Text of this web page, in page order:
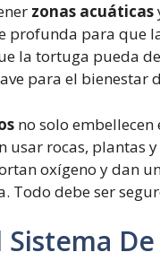
zonas acuáticas
profunda para que
la tortuga pueda
para el bienestar
no solo
usar rocas, plantas
oxígeno y dan
Todo debe ser